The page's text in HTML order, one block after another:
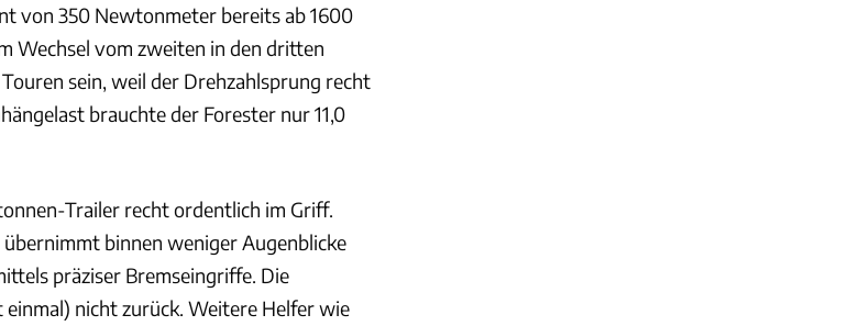
von 350 Newtonmeter bereits ab 1600
Wechsel vom zweiten in den dritten
sein, weil der Drehzahlsprung recht
brauchte der Forester nur 11,0
Trailer recht ordentlich im Griff.
binnen weniger Augenblicke
präziser Bremseingriffe. Die
nicht zurück. Weitere Helfer wie